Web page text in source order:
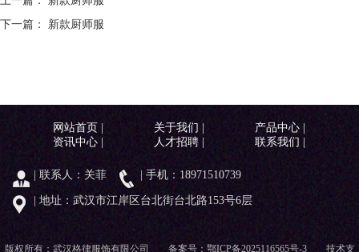
下一篇： 新款厨师服
网站首页 关于我们 产品中心
资讯中心
人才招聘 联系我们
| 联系人：关菲 | 手机：18971510739
| 地址：武汉市江岸区台北街台北路153号6层
版权所有：武汉格律服饰有限公司 备案号： 鄂ICP备2025116565号-3技术支